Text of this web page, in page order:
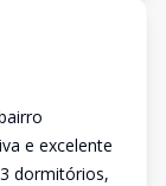
e excelente
dormitórios,